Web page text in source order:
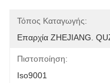
Τόπος Καταγωγής:
Επαρχία ZHEJIANG.
Πιστοποίηση:
Iso9001